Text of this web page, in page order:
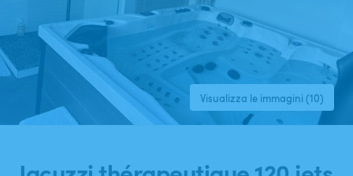
Quando?
Data
Visualizza le immagini (10)